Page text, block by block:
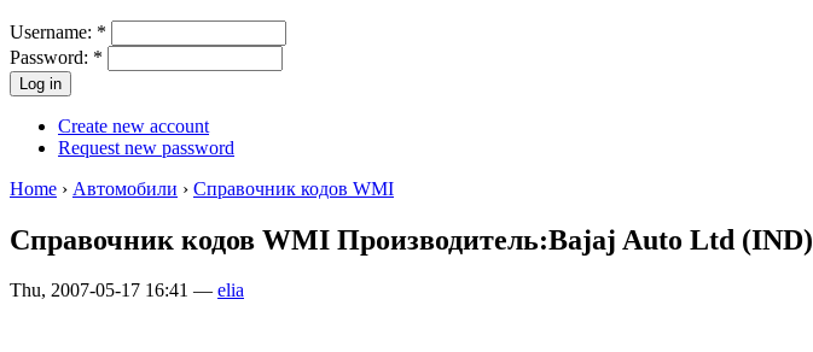
Username: *
Password: *
Create new account
Request new password
Home › Автомобили › Справочник кодов WMI
Справочник кодов WMI Производитель:Bajaj Auto Ltd (IND)
Thu, 2007-05-17 16:41 — elia